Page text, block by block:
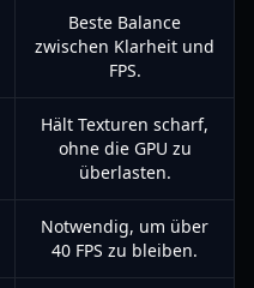
Beste Balance
zwischen Klarheit und
FPS.
Hält Texturen scharf,
ohne die GPU zu
überlasten.
Notwendig, um über
40 FPS zu bleiben.